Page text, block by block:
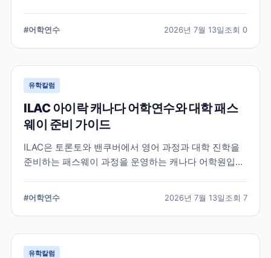
해야 할 주요 특징과 준비 사항을 정리했습니다.
#어학연수 2026년 7월 13일조회 0
유학칼럼
ILAC 아이락 캐나다 어학연수와 대학 패스
웨이 준비 가이드
ILAC은 토론토와 밴쿠버에서 영어 과정과 대학 진학을
준비하는 패스웨이 과정을 운영하는 캐나다 어학원입니
다.
#어학연수 2026년 7월 13일조회 7
유학칼럼